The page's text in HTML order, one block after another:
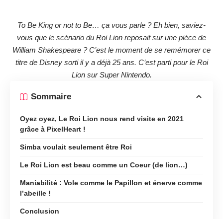
To Be King or not to Be… ça vous parle ? Eh bien, saviez-
vous que le scénario du Roi Lion reposait sur une pièce de
William Shakespeare ? C’est le moment de se remémorer ce
titre de Disney sorti il y a déjà 25 ans. C’est parti pour le Roi
Lion sur Super Nintendo.
Sommaire
Oyez oyez, Le Roi Lion nous rend visite en 2021
grâce à PixelHeart !
Simba voulait seulement être Roi
Le Roi Lion est beau comme un Coeur (de lion…)
Maniabilité : Vole comme le Papillon et énerve comme
l’abeille !
Conclusion